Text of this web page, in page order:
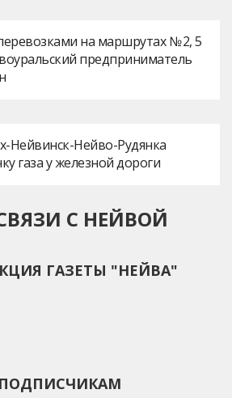
на маршрутах № 2, 5
предприниматель
Нейвинск-Нейво-Рудянка
газа у железной дороги
С НЕЙВОЙ
ГАЗЕТЫ "НЕЙВА"